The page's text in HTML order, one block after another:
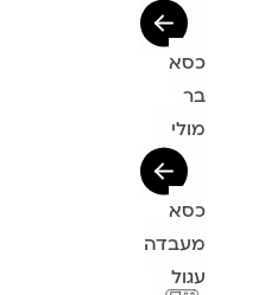
כסא
בר
מולי
כסא
מעבדה
עגול